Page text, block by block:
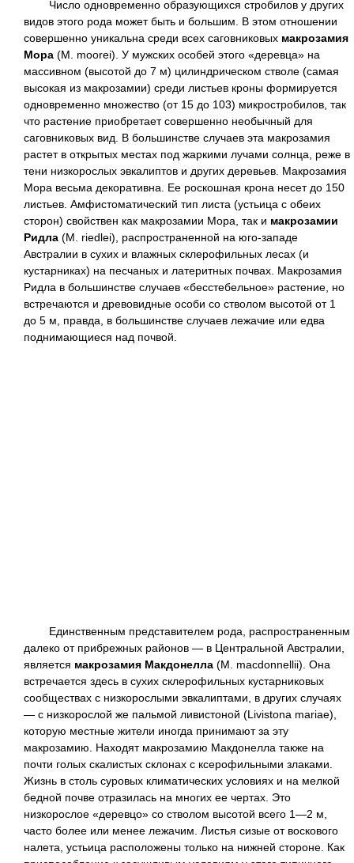
Число одновременно образующихся стробилов у других
видов этого рода может быть и большим. В этом отношении
совершенно уникальна среди всех саговниковых макрозамия
Мора (М. moorei). У мужских особей этого «деревца» на
массивном (высотой до 7 м) цилиндрическом стволе (самая
высокая из макрозамии) среди листьев кроны формируется
одновременно множество (от 15 до 103) микростробилов, так
что растение приобретает совершенно необычный для
саговниковых вид. В большинстве случаев эта макрозамия
растет в открытых местах под жаркими лучами солнца, реже в
тени низкорослых эвкалиптов и других деревьев. Макрозамия
Мора весьма декоративна. Ее роскошная крона несет до 150
листьев. Амфистоматический тип листа (устьица с обеих
сторон) свойствен как макрозамии Мора, так и макрозамии
Ридла (М. riedlei), распространенной на юго-западе
Австралии в сухих и влажных склерофильных лесах (и
кустарниках) на песчаных и латеритных почвах. Макрозамия
Ридла в большинстве случаев «бесстебельное» растение, но
встречаются и древовидные особи со стволом высотой от 1
до 5 м, правда, в большинстве случаев лежачие или едва
поднимающиеся над почвой.
Единственным представителем рода, распространенным
далеко от прибрежных районов — в Центральной Австралии,
является макрозамия Макдонелла (М. macdonnellii). Она
встречается здесь в сухих склерофильных кустарниковых
сообществах с низкорослыми эвкалиптами, в других случаях
— с низкорослой же пальмой ливистоной (Livistona mariae),
которую местные жители иногда принимают за эту
макрозамию. Находят макрозамию Макдонелла также на
почти голых скалистых склонах с ксерофильными злаками.
Жизнь в столь суровых климатических условиях и на мелкой
бедной почве отразилась на многих ее чертах. Это
низкорослое «деревцо» со стволом высотой всего 1—2 м,
часто более или менее лежачим. Листья сизые от воскового
налета, устьица расположены только на нижней стороне. Как